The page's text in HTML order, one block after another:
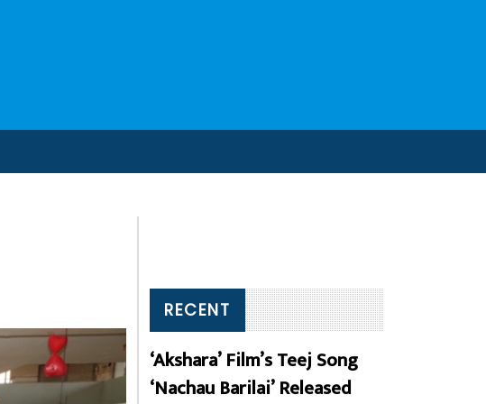
RECENT
‘Akshara’ Film’s Teej Song
‘Nachau Barilai’ Released